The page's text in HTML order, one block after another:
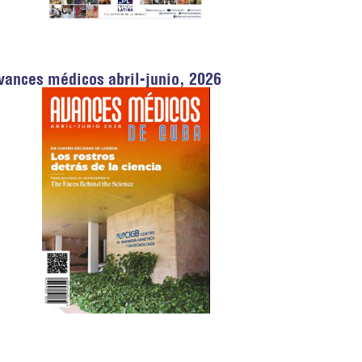
médicos abril-junio, 2026